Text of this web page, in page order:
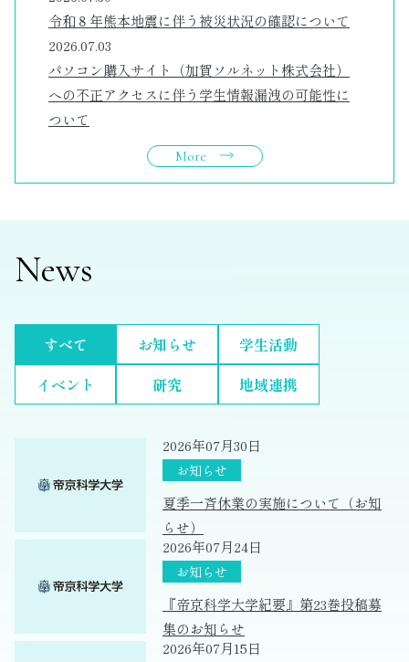
令和８年熊本地震に伴う被災状況の確認について
2026.07.03
パソコン購入サイト（加賀ソルネット株式会社）
への不正アクセスに伴う学生情報漏洩の可能性に
ついて
More
News
すべて お知らせ
学生活動
イベント
研究 地域連携
2026年07月30日
夏季一斉休業の実施について（お知
らせ）
2026年07月24日
『帝京科学大学紀要』第23巻投稿募
集のお知らせ
2026年07月15日